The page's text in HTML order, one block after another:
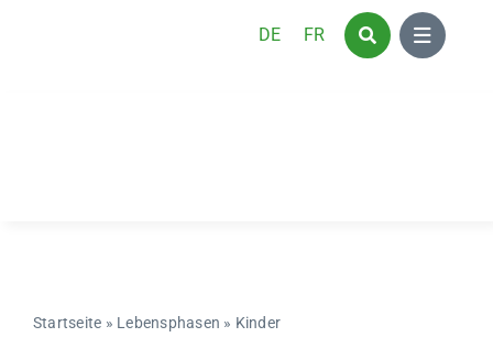
DE FR
Startseite » Lebensphasen » Kinder